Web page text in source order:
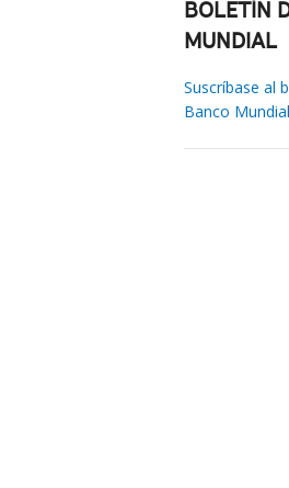
BOLETÍN
MUNDIAL
Suscríbase al
Banco Mundial